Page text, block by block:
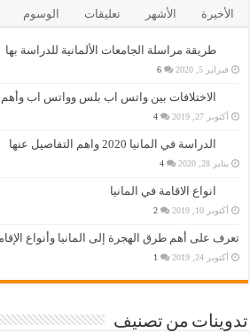
الأخيرة الأشهر تعليقات الوسوم
طريقة مراسلة الجامعات الألمانية للدراسة بها
فبراير 5, 2020 6
الاختلافات بين واتس اب بلس وواتس اب وأهم
أكتوبر 27, 2019 4
الدراسة في المانيا 2020 واهم التفاصيل عنها
يناير 28, 2020 4
انواع الاقامة في المانيا
أكتوبر 10, 2019 2
تعرف على أهم طرق الهجرة إلى المانيا وأنواع
أكتوبر 24, 2019 1
تدوينات من تصنيف